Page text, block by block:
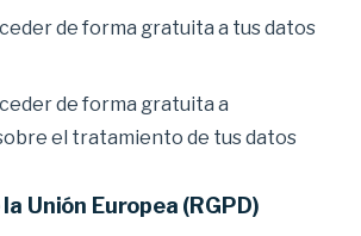
de forma gratuita a tus datos
de forma gratuita a
el tratamiento de tus datos
Unión Europea (RGPD)